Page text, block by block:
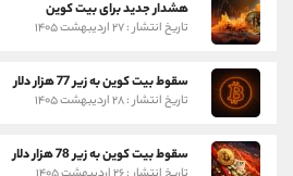
هشدار جدید برای بیت کوین
تاریخ انتشار : ۲۷ اردیبهشت ۱۴۰۵
سقوط بیت کوین به زیر 77 هزار دلار
تاریخ انتشار : ۲۸ اردیبهشت ۱۴۰۵
سقوط بیت کوین به زیر 78 هزار دلار